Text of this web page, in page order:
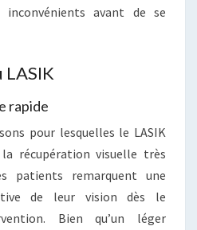
avant de se
LASIK
rapide
pour lesquelles le LASIK
récupération visuelle très
patients remarquent une
de leur vision dès le
Bien qu’un léger